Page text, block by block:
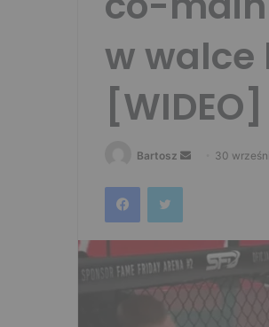
w walce
[WIDEO]
Bartosz
Send 30
FacebookTwitter